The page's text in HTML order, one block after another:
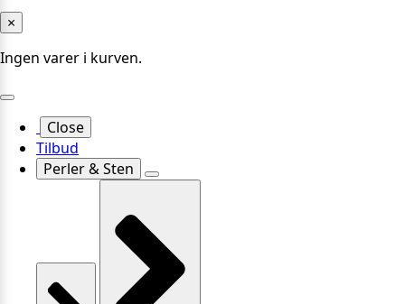
×
Ingen varer i kurven.
Close
Tilbud
Perler & Sten